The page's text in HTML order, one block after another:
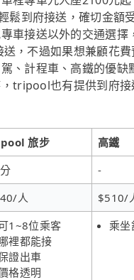
鬆到府接送，確切金額
車接送以外的交通選
，不過如果想兼顧花
、計程車、高鐵的優
tripool也有提供到府
旅步 高鐵
-
人 $510/
1~8位乘客
裡都能接
證出車
格透明
乘坐